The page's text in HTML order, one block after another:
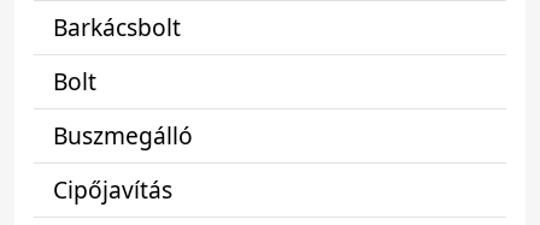
Barkácsbolt
Bolt
Buszmegálló
Cipőjavítás